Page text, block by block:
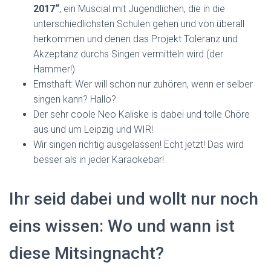
2017“, ein Muscial mit Jugendlichen, die in die
unterschiedlichsten Schulen gehen und von überall
herkommen und denen das Projekt Toleranz und
Akzeptanz durchs Singen vermitteln wird (der
Hammer!)
Ernsthaft: Wer will schon nur zuhören, wenn er selber
singen kann? Hallo?
Der sehr coole Neo Kaliske is dabei und tolle Chöre
aus und um Leipzig und WIR!
Wir singen richtig ausgelassen! Echt jetzt! Das wird
besser als in jeder Karaokebar!
Ihr seid dabei und wollt nur noch
eins wissen: Wo und wann ist
diese Mitsingnacht?